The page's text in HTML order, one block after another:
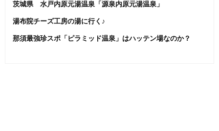
茨城県 水戸内原元湯温泉「源泉内原元湯温泉」
湯布院チーズ工房の湯に行く♪
那須最強珍スポ「ピラミッド温泉」はハッテン場なのか？